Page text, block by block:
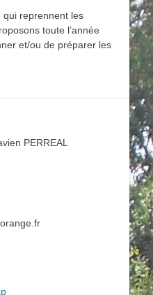
qui reprennent les
toute l’année
et/ou de préparer les
PERREAL